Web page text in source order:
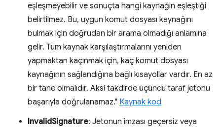
eşleşmeyebilir ve sonuçta hangi kaynağın eşleştiği
belirtilmez. Bu, uygun komut dosyası kaynağını
bulmak için doğrudan bir arama olmadığı anlamına
gelir. Tüm kaynak karşılaştırmalarını yeniden
yapmaktan kaçınmak için, kaç komut dosyası
kaynağının sağlandığına bağlı kısayollar vardır. En az
bir tane olmalıdır. Aksi takdirde üçüncü taraf jetonu
başarıyla doğrulanamaz." Kaynak kod
InvalidSignature: Jetonun imzası geçersiz veya